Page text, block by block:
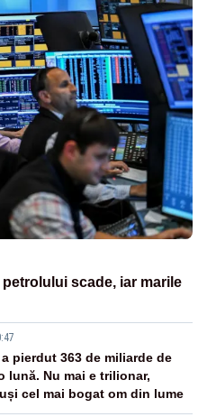
scade, iar marile
pierdut 363 de miliarde de
lună. Nu mai e trilionar,
cel mai bogat om din lume